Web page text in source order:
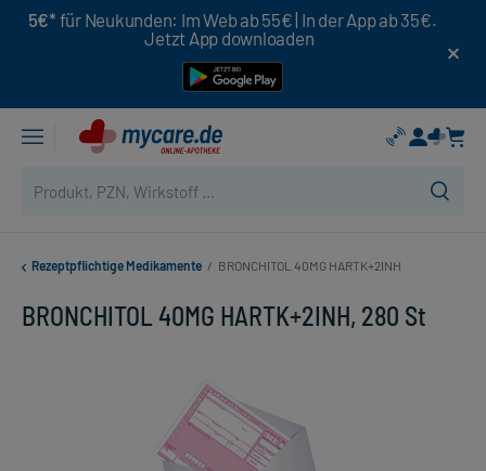
5€* für Neukunden: Im Web ab 55€ | In der App ab 35€.
Jetzt App downloaden
Rezeptpflichtige Medikamente / BRONCHITOL 40MG HARTK+2INH
BRONCHITOL 40MG HARTK+2INH, 280 St